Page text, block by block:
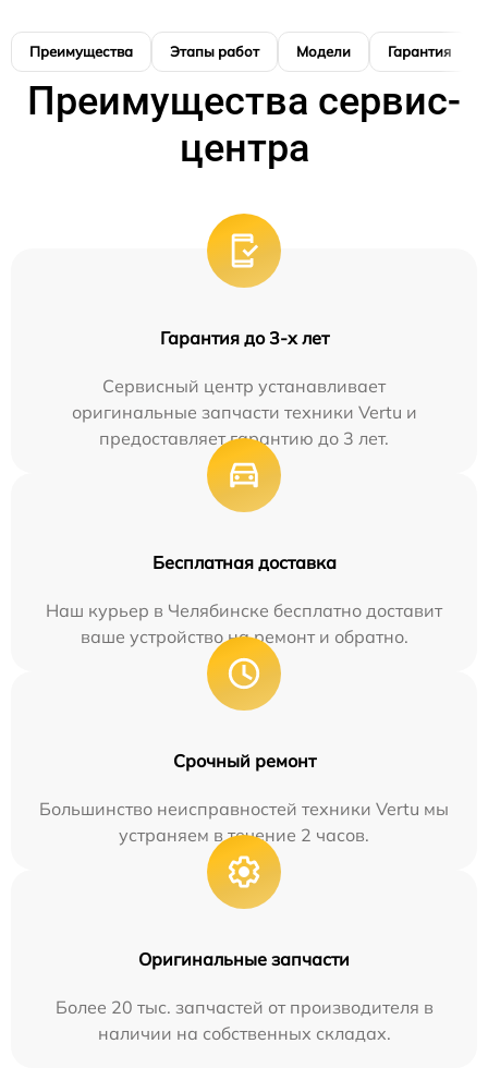
Преимущества Этапы работ Модели Гарантия
Преимущества сервис-
центра
Гарантия до 3-х лет
Сервисный центр устанавливает
оригинальные запчасти техники Vertu и
предоставляет гарантию до 3 лет.
Бесплатная доставка
Наш курьер в Челябинске бесплатно доставит
ваше устройство на ремонт и обратно.
Срочный ремонт
Большинство неисправностей техники Vertu мы
устраняем в течение 2 часов.
Оригинальные запчасти
Более 20 тыс. запчастей от производителя в
наличии на собственных складах.